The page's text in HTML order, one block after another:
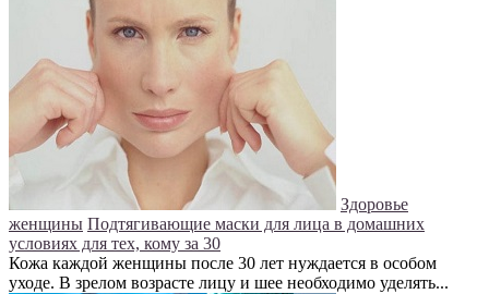
Здоровье
женщины Подтягивающие маски для лица в домашних
условиях для тех, кому за 30
Кожа каждой женщины после 30 лет нуждается в особом
уходе. В зрелом возрасте лицу и шее необходимо уделять...